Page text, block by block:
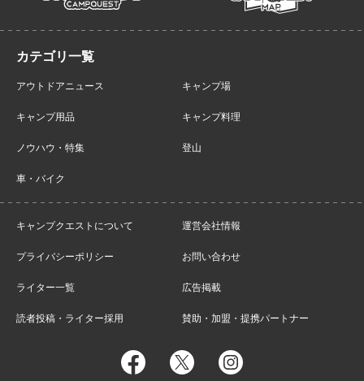
アウトドアニュース キャンプ場
キャンプ用品 キャンプ料理
ノウハウ・特集 登山
車・バイク
キャンプクエストについて 運営会社情報
プライバシーポリシー お問い合わせ
ライター一覧 広告掲載
読者投稿・ライター採用 賛助・加盟・提携パートナー
facebooktwitter instagram